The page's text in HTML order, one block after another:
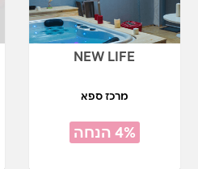
NEW LIFE
מרכז ספא
4% הנחה